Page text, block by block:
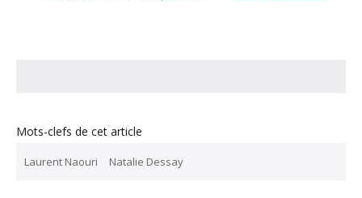
Mots-clefs de cet article
Laurent Naouri Natalie Dessay